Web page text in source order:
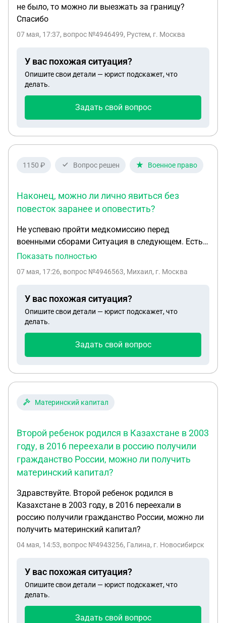
не было, то можно ли выезжать за границу?
Спасибо
07 мая, 17:37, вопрос №4946499, Рустем, г. Москва
У вас похожая ситуация?
Опишите свои детали — юрист подскажет, что
делать.
Задать свой вопрос
1150 ₽ Вопрос решен Военное право
Наконец, можно ли лично явиться без
повесток заранее и оповестить?
Не успеваю пройти медкомиссию перед
военными сборами Ситуация в следующем. Есть
повестка на сборы 18.05 (подписанная бумажная
другой военкомат без конкретной даты, но срок
сначала потратил достаточно много времени на
прохождение чекапа по своему ДМС по
обследованию и фиксированию диагнозов своих
медкомиссию, где сразу же выдали направления
анализов и ЭКГ, флюрографию и проч с
не был несколько лет. В военкомате на
анализов и выписок, что тоже очевидно. Сегодня
сходил в поликлинику к терапевту, чтобы открыла
направление на анализы, и ЕМИАС не дает
записаться ни на одно в ближайшие даты, врачи
записаться нет. Важный момент! В момент
вручения повестки на сборы и направления на
медкомиссию, военкомат не выдал направления
в диспансеры и на анализы, их я получил только
после явки на медкомиссию под удивление
прохождения медкомиссии. В результате может
получиться ситуация, когда дата явки на сборы с
вещами подойдет, а финального заключения
медкомиссии не будет, причем по причине либо
моей медлительности, либо по разным мелких
Показать полностью
07 мая, 17:26, вопрос №4946563, Михаил, г. Москва
У вас похожая ситуация?
Опишите свои детали — юрист подскажет, что
делать.
Задать свой вопрос
Материнский капитал
Второй ребенок родился в Казахстане в 2003
году, в 2016 переехали в россию получили
гражданство России, можно ли получить
материнский капитал?
Здравствуйте. Второй ребенок родился в
Казахстане в 2003 году, в 2016 переехали в
россию получили гражданство России, можно ли
получить материнский капитал?
04 мая, 14:53, вопрос №4943256, Галина, г. Новосибирск
У вас похожая ситуация?
Опишите свои детали — юрист подскажет, что
делать.
Задать свой вопрос